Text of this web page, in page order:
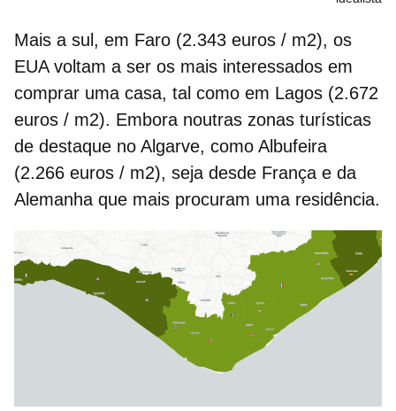
Mais a sul, em Faro (2.343 euros / m2), os
EUA voltam a ser os mais interessados ​​em
comprar uma casa, tal como em Lagos (2.672
euros / m2). Embora noutras zonas turísticas
de destaque no Algarve, como Albufeira
(2.266 euros / m2), seja desde França e da
Alemanha que mais procuram uma residência.